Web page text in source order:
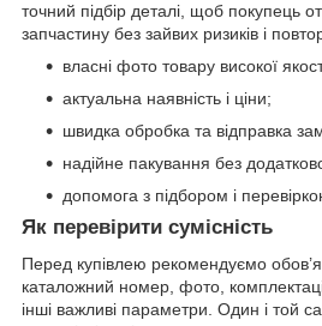
точний підбір деталі, щоб покупець
запчастину без зайвих ризиків і
власні фото товару високої
актуальна наявність і ціни;
швидка обробка та відправка
надійне пакування без
допомога з підбором і
Як перевірити сумісність
Перед купівлею рекомендуємо
каталожний номер, фото,
інші важливі параметри. Один і той